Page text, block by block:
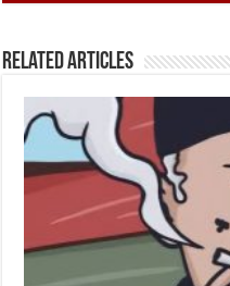
Related Articles